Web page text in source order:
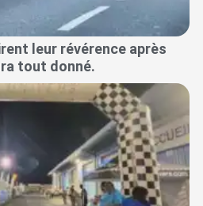
leur révérence après
tout donné.